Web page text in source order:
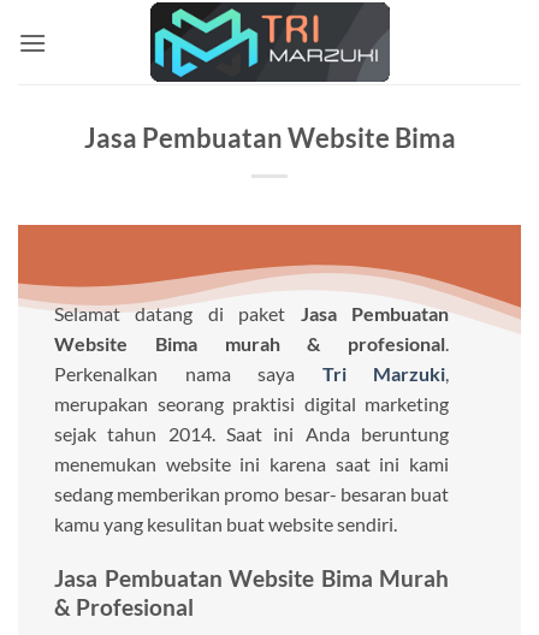
Jasa Pembuatan Website Bima
Selamat datang di paket Jasa Pembuatan
Website Bima murah & profesional.
Perkenalkan nama saya Tri Marzuki,
merupakan seorang praktisi digital marketing
sejak tahun 2014. Saat ini Anda beruntung
menemukan website ini karena saat ini kami
sedang memberikan promo besar- besaran buat
kamu yang kesulitan buat website sendiri.
Jasa Pembuatan Website Bima Murah
& Profesional